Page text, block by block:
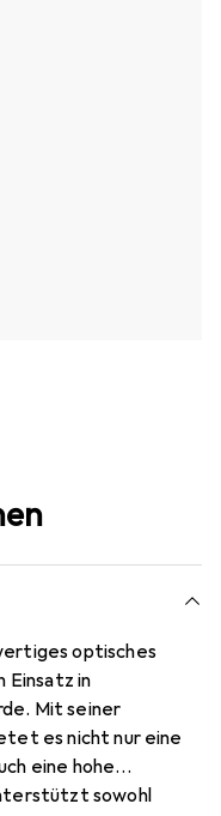
optisches
Einsatz in
Mit seiner
es nicht nur eine
eine hohe
sowohl